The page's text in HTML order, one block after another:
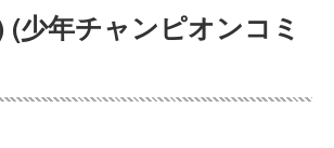
(少年チャンピオンコミ